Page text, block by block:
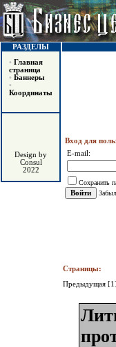
РАЗДЕЛЫ
• Главная
страница
• Баннеры
•
Координаты
Design by
Consul
2022
Вход для
E-mail:
Сохранить
Страницы:
Предыдущая [1]